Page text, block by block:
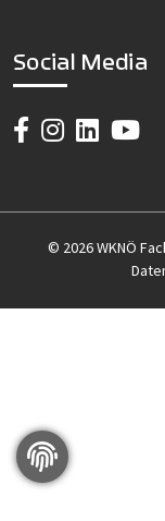
Social Media
© 2026 WKNÖ